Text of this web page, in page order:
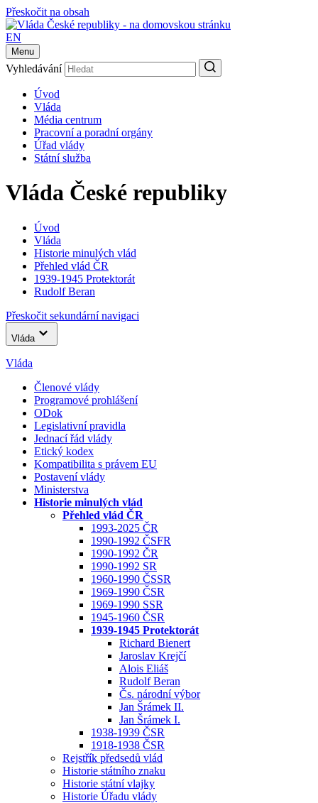
Přeskočit na obsah
EN
Menu
Vyhledávání
Úvod
Vláda
Média centrum
Pracovní a poradní orgány
Úřad vlády
Státní služba
Vláda České republiky
Úvod
Vláda
Historie minulých vlád
Přehled vlád ČR
1939-1945 Protektorát
Rudolf Beran
Přeskočit sekundární navigaci
Vláda
Vláda
Členové vlády
Programové prohlášení
ODok
Legislativní pravidla
Jednací řád vlády
Etický kodex
Kompatibilita s právem EU
Postavení vlády
Ministerstva
Historie minulých vlád
Přehled vlád ČR
1993-2025 ČR
1990-1992 ČSFR
1990-1992 ČR
1990-1992 SR
1960-1990 ČSSR
1969-1990 ČSR
1969-1990 SSR
1945-1960 ČSR
1939-1945 Protektorát
Richard Bienert
Jaroslav Krejčí
Alois Eliáš
Rudolf Beran
Čs. národní výbor
Jan Šrámek II.
Jan Šrámek I.
1938-1939 ČSR
1918-1938 ČSR
Rejstřík předsedů vlád
Historie státního znaku
Historie státní vlajky
Historie Úřadu vlády